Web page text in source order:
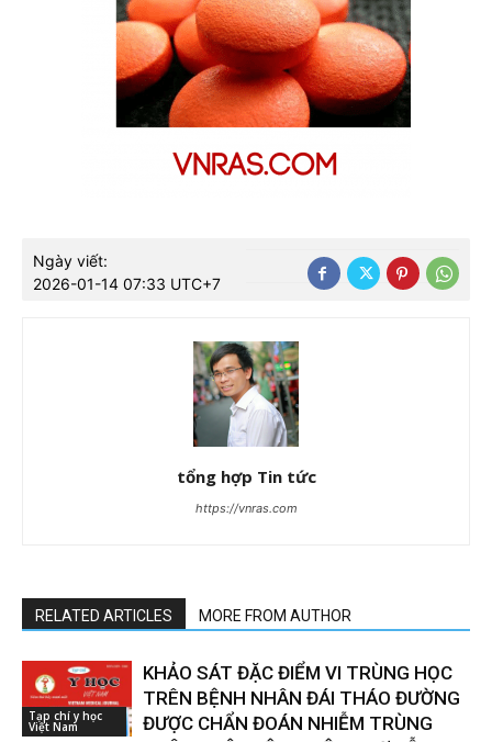
Ngày viết:
2026-01-14 07:33 UTC+7
tổng hợp Tin tức
https://vnras.com
RELATED ARTICLES MORE FROM AUTHOR
Tạp chí y học
Việt Nam
KHẢO SÁT ĐẶC ĐIỂM VI TRÙNG HỌC
TRÊN BỆNH NHÂN ĐÁI THÁO ĐƯỜNG
ĐƯỢC CHẨN ĐOÁN NHIỄM TRÙNG